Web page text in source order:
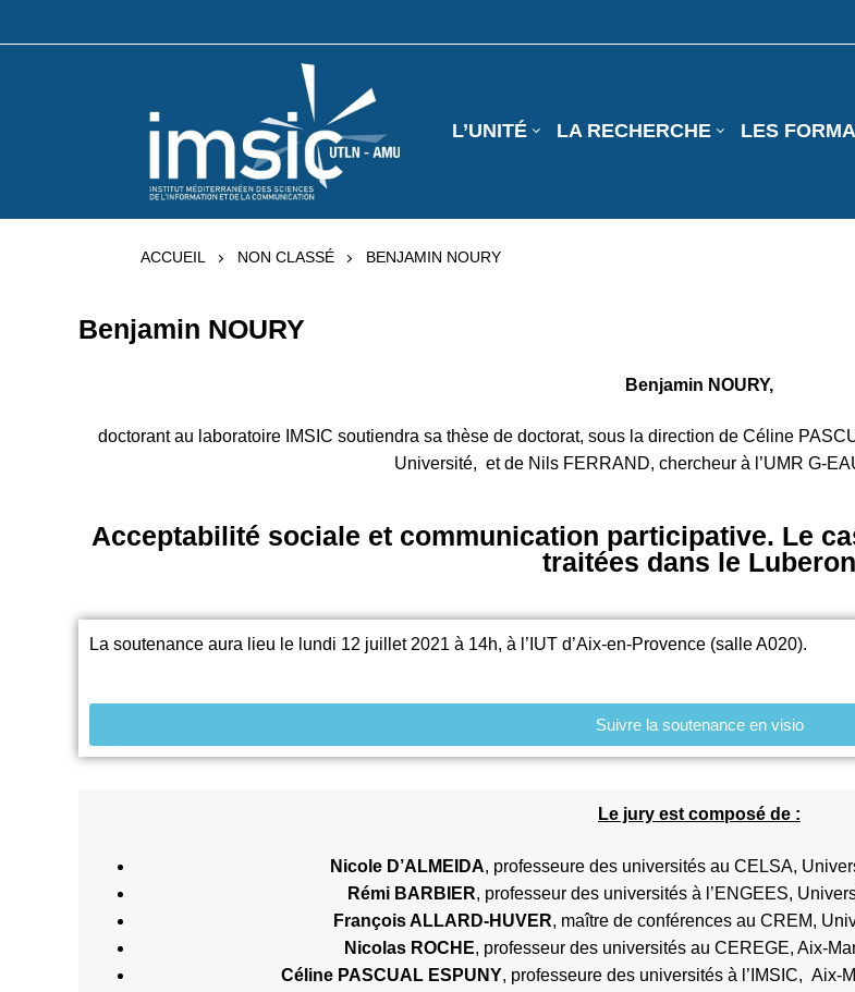
L’UNITÉ LA RECHERCHE LES
ACCUEIL NON CLASSÉ BENJAMIN NOURY
Benjamin NOURY
Benjamin NOURY,
doctorant au laboratoire IMSIC soutiendra sa thèse de doctorat, sous la direction de Céline
Université, et de Nils FERRAND, chercheur à l’UMR G-
Acceptabilité sociale et communication participative. Le
traitées dans le Luberon
La soutenance aura lieu le lundi 12 juillet 2021 à 14h, à l’IUT d’Aix-en-Provence (salle A020).
Suivre la soutenance en visio
Le jury est composé de :
Nicole D’ALMEIDA, professeure des universités au CELSA,
Rémi BARBIER, professeur des universités à l’ENGEES,
François ALLARD-HUVER, maître de conférences au CREM,
Nicolas ROCHE, professeur des universités au CEREGE, Aix-
Céline PASCUAL ESPUNY, professeure des universités à l’IMSIC, Aix-